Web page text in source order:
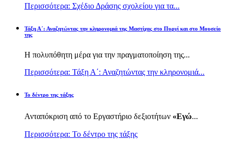
Περισσότερα: Σχέδιο Δράσης σχολείου για τα...
Τάξη Α΄: Αναζητώντας την κληρονομιά της Μαστίχας στο Πυργί και στο Μουσείο
της
Η πολυπόθητη μέρα για την πραγματοποίηση της...
Περισσότερα: Τάξη Α΄: Αναζητώντας την κληρονομιά...
Το δέντρο της τάξης
Ανταπόκριση από το Εργαστήριο δεξιοτήτων «Εγώ...
Περισσότερα: Το δέντρο της τάξης